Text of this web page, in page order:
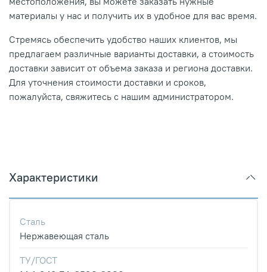
материалы у нас и получить их в удобное для вас время.
Стремясь обеспечить удобство наших клиентов, мы
предлагаем различные варианты доставки, а стоимость
доставки зависит от объема заказа и региона доставки.
Для уточнения стоимости доставки и сроков,
пожалуйста, свяжитесь с нашим администратором.
Характеристики
Сталь
Нержавеющая сталь
ТУ/ГОСТ